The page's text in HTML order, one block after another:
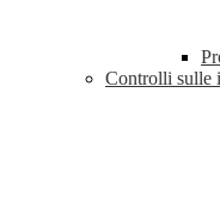
Controlli sulle